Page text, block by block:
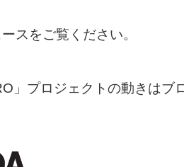
スをご覧ください。
」プロジェクトの動きはブ